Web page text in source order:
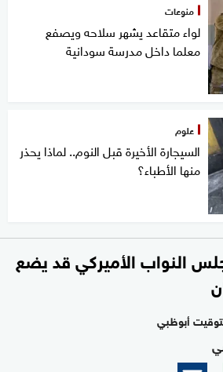
منوعات
لواء متقاعد يشهر سلاحه ويصفع
معلما داخل مدرسة سودانية
علوم
السيجارة الأخيرة قبل النوم.. لماذا يحذر
منها الأطباء؟
النواب الأميركي قد يضع